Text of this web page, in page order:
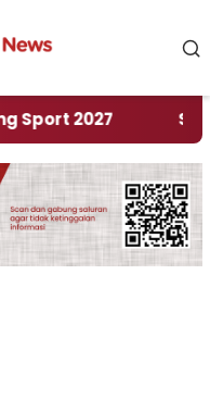
2027 ‎Soal